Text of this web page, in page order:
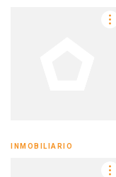
INMOBILIARIO